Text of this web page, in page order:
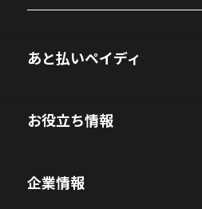
あと払いペイディ
お役立ち情報
企業情報